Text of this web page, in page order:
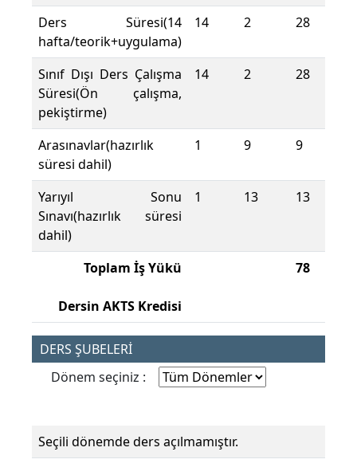
Ders Süresi(14
hafta/teorik+uygulama)
14 2 28
Sınıf Dışı Ders Çalışma
Süresi(Ön çalışma,
pekiştirme)
14 2 28
Arasınavlar(hazırlık
süresi dahil)
1 9 9
Yarıyıl Sonu
Sınavı(hazırlık süresi
dahil)
1 13 13
Toplam İş Yükü
Dersin AKTS Kredisi
78
DERS ŞUBELERİ
Dönem seçiniz :
Seçili dönemde ders açılmamıştır.